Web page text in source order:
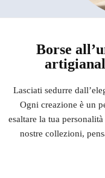
Borse
Lasciati sedurre
Ogni creazione è un
esaltare la tua
nostre collezioni,